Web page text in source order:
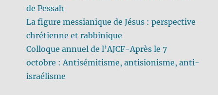
de Pessah
La figure messianique de Jésus : perspective
chrétienne et rabbinique
Colloque annuel de l’AJCF-Après le 7
octobre : Antisémitisme, antisionisme, anti-
israélisme